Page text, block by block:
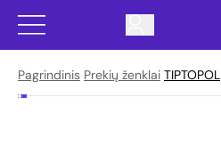
Pagrindinis Prekių ženklai TIPTOPOL